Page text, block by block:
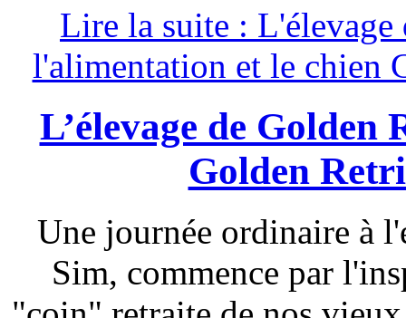
Lire la suite :
l'alimentation et le chien
L’élevage de Golden
Golden
Une journée ordinaire à
Sim, commence par